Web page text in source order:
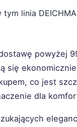
linia
powyżej
się
co jest
dla